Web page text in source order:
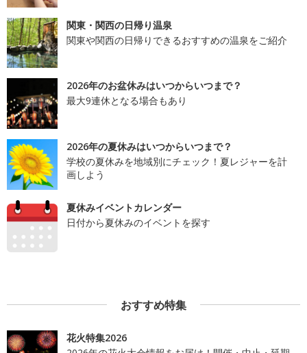
関東・関西の日帰り温泉
関東や関西の日帰りできるおすすめの温泉をご紹介
2026年のお盆休みはいつからいつまで？
最大9連休となる場合もあり
2026年の夏休みはいつからいつまで？
学校の夏休みを地域別にチェック！夏レジャーを計
画しよう
夏休みイベントカレンダー
日付から夏休みのイベントを探す
おすすめ特集
花火特集2026